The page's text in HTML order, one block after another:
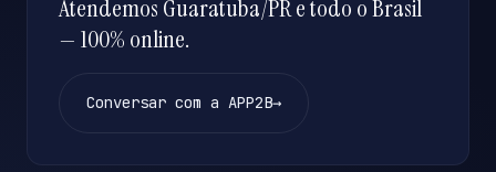
Atendemos Guaratuba/PR e todo o Brasil
— 100% online.
Conversar com a APP2B→